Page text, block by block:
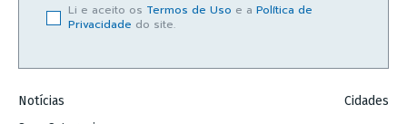
Li e aceito os Termos de Uso e a Política de
Privacidade do site.
Notícias
Cidades